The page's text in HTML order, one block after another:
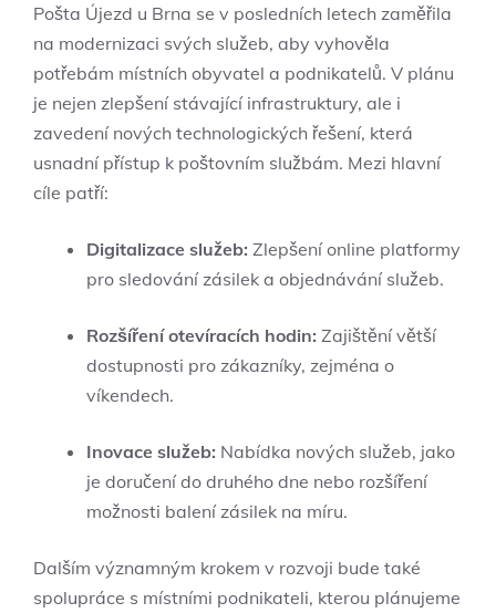
Pošta Újezd u Brna se v posledních letech zaměřila
na modernizaci svých služeb, aby vyhověla
potřebám místních obyvatel a podnikatelů. V plánu
je nejen zlepšení stávající infrastruktury, ale i
zavedení nových technologických řešení, která
usnadní přístup k poštovním službám. Mezi hlavní
cíle patří:
Digitalizace služeb: Zlepšení online platformy
pro sledování zásilek a objednávání služeb.
Rozšíření otevíracích hodin: Zajištění větší
dostupnosti pro zákazníky, zejména o
víkendech.
Inovace služeb: Nabídka nových služeb, jako
je doručení do druhého dne nebo rozšíření
možnosti balení zásilek na míru.
Dalším významným krokem v rozvoji bude také
spolupráce s místními podnikateli, kterou plánujeme